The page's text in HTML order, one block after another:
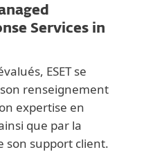
Services in
ESET se
renseignement
expertise en
que par la
son support client.